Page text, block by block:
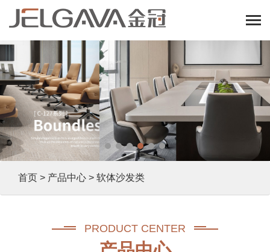
首页 > 产品中心 > 软体沙发类
PRODUCT CENTER